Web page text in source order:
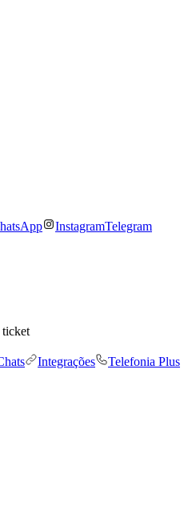
InstagramTelegram
ticket
Integrações
Telefonia Plus